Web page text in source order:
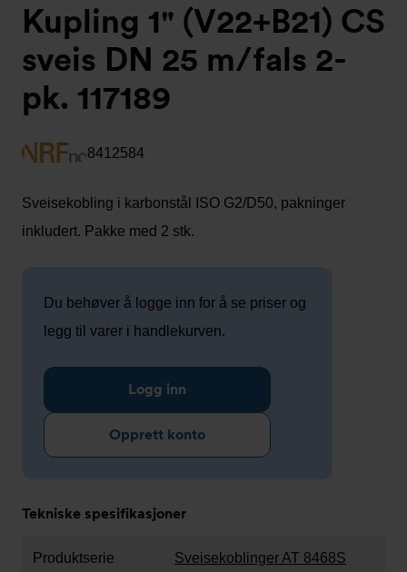
Kupling 1" (V22+B21) CS
sveis DN 25 m/fals 2-
pk. 117189
8412584
Sveisekobling i karbonstål ISO G2/D50, pakninger
inkludert. Pakke med 2 stk.
Du behøver å logge inn for å se priser og
legg til varer i handlekurven.
Logg inn
Opprett konto
Tekniske spesifikasjoner
Produktserie Sveisekoblinger AT 8468S